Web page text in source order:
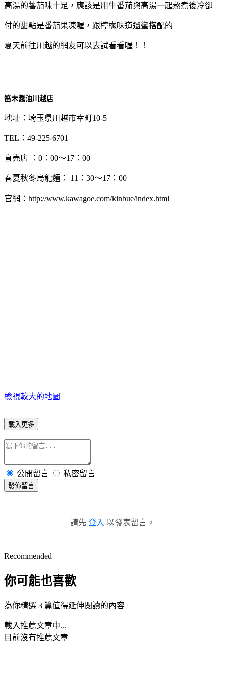
高湯的蕃茄味十足，應該是用牛番茄與高湯一起熬煮後冷卻
付的甜點是番茄果凍喔，跟檸檬味道還蠻搭配的
夏天前往川越的網友可以去試看看喔！！
笛木醤油川越店
地址：埼玉県川越市幸町10-5
TEL：49-225-6701
直売店 ：0：00～17：00
春夏秋冬烏龍麵： 11：30～17：00
官網：http://www.kawagoe.com/kinbue/index.html
檢視較大的地圖
載入更多
公開留言 私密留言
發佈留言
請先 登入 以發表留言。
Recommended
你可能也喜歡
為你精選 3 篇值得延伸閱讀的內容
載入推薦文章中...
目前沒有推薦文章